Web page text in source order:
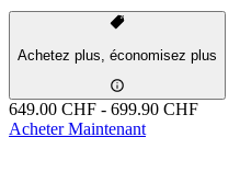
Achetez plus, économisez plus
649.00 CHF - 699.90 CHF
Acheter Maintenant